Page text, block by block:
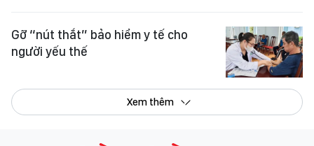
Gỡ “nút thắt” bảo hiểm y tế cho
người yếu thế
Xem thêm